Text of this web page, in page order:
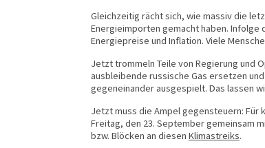
Gleichzeitig rächt sich, wie massiv die
Energieimporten gemacht haben.
Energiepreise und Inflation. Viele
Jetzt trommeln Teile von Regierung und
ausbleibende russische Gas ersetzen
gegeneinander ausgespielt. Das lassen
Jetzt muss die Ampel gegensteuern: Für
Freitag, den 23. September gemeinsam
bzw. Blöcken an diesen Klimastreiks.